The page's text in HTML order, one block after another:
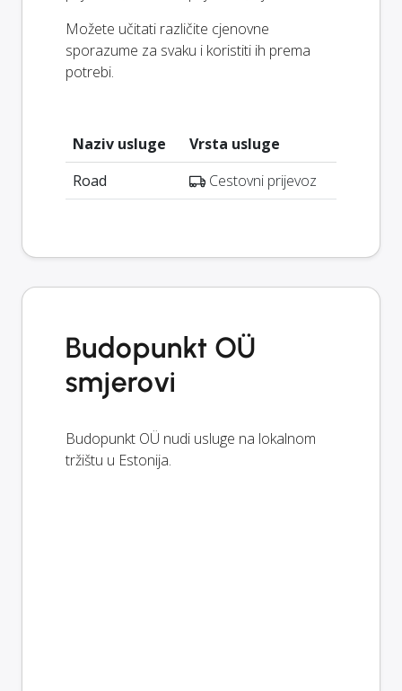
Možete učitati različite cjenovne
sporazume za svaku i koristiti ih prema
potrebi.
Naziv usluge
Vrsta usluge
Road
Cestovni prijevoz
Budopunkt OÜ
smjerovi
Budopunkt OÜ nudi usluge na lokalnom
tržištu u Estonija.